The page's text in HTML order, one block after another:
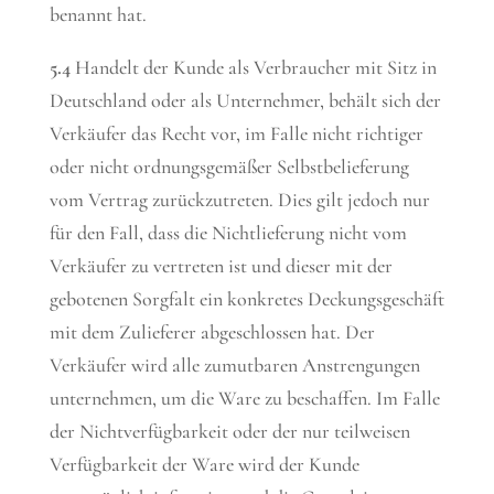
benannt hat.
5.4Handelt der Kunde als Verbraucher mit Sitz in
Deutschland oder als Unternehmer, behält sich der
Verkäufer das Recht vor, im Falle nicht richtiger
oder nicht ordnungsgemäßer Selbstbelieferung
vom Vertrag zurückzutreten. Dies gilt jedoch nur
für den Fall, dass die Nichtlieferung nicht vom
Verkäufer zu vertreten ist und dieser mit der
gebotenen Sorgfalt ein konkretes Deckungsgeschäft
mit dem Zulieferer abgeschlossen hat. Der
Verkäufer wird alle zumutbaren Anstrengungen
unternehmen, um die Ware zu beschaffen. Im Falle
der Nichtverfügbarkeit oder der nur teilweisen
Verfügbarkeit der Ware wird der Kunde